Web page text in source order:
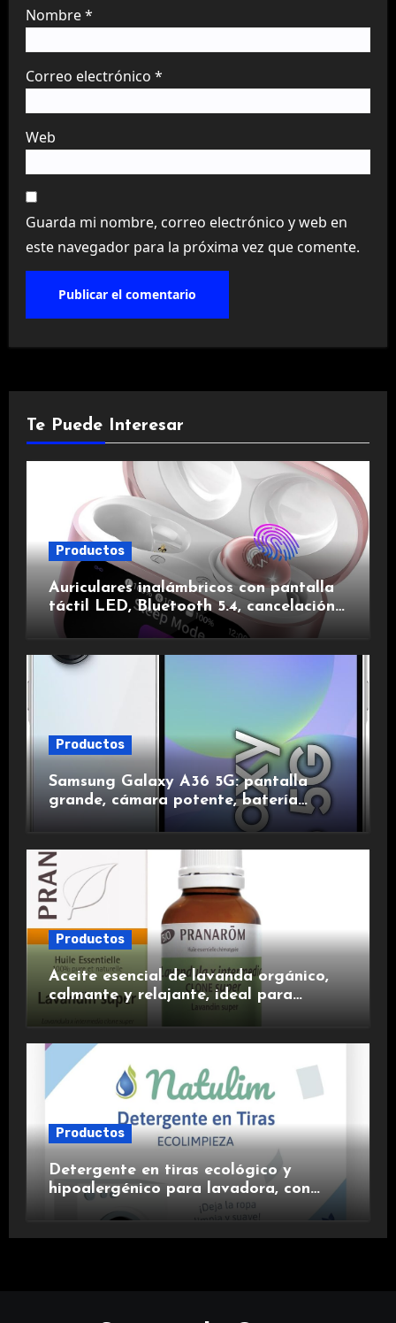
Nombre*
Correo electrónico *
Web
Guarda mi nombre, correo electrónico y web en
este navegador para la próxima vez que comente.
Te Puede Interesar
Productos
Auriculares inalámbricos con pantalla
táctil LED, Bluetooth 5.4, cancelación
de ruido, impermeables y de larga
Productos
Samsung Galaxy A36 5G: pantalla
grande, cámara potente, batería
duradera y carga rápida para una
Productos
Aceite esencial de lavanda orgánico,
calmante y relajante, ideal para
Productos
Detergente en tiras ecológico y
hipoalergénico para lavadora, con
suavizante incluido y fragancia de
lavanda.